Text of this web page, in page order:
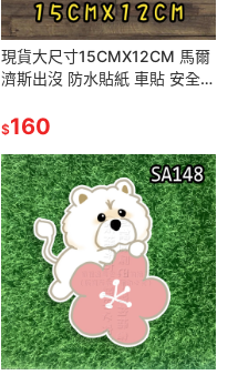
現貨大尺寸15CMX12CM 馬爾
濟斯出沒 防水貼紙 車貼 安全帽
$160